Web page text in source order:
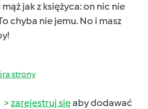
jak z księżyca: on nic nie
chyba nie jemu. No i masz
strony
zarejestruj sięaby dodawać